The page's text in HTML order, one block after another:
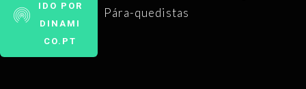
IDO POR
DINAMI
CO.PT
Pára-quedistas